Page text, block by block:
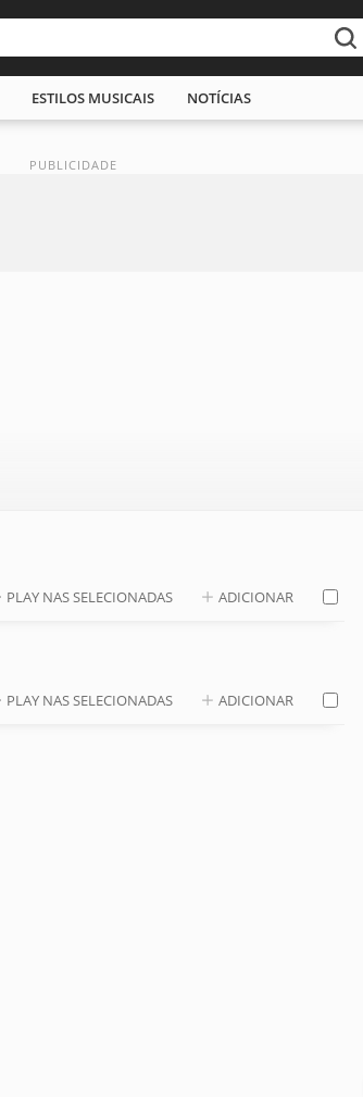
ESTILOS MUSICAIS NOTÍCIAS
PLAY NAS SELECIONADAS ADICIONAR
PLAY NAS SELECIONADAS ADICIONAR